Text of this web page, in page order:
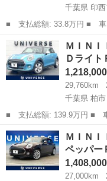
千葉県 印西
■ 支払総額: 33.8万円 ■ 車両本体価格： 238,000 円 ■ メーカー
名： ＭＩＮＩ ■ 車種名
Ｃ アルミホイール キー
盗難防止システ...
千葉 印西市
ＭＩＮ
Ｄライ
29,760km
千葉県 柏市
■ 支払総額: 139.9万円 ■ 車両本体価格： 1,218,000 円 ■ メーカ
ー名： ＭＩＮＩ ■ 車種
ーＤ ３ドア ＬＥＤライト
ＫＧ ペ...
千葉 柏市
ＭＩＮ
ペッパ
27,000km